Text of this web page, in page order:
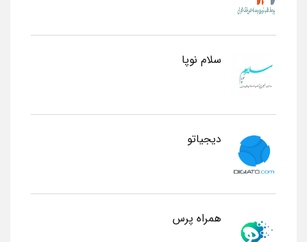
سلام نوپا
دیجیاتو
همراه پرس